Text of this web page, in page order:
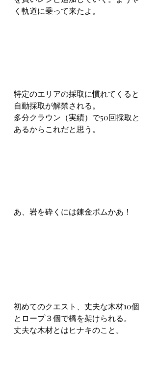
く軌道に乗って来たよ。
特定のエリアの採取に慣れてくると
自動採取が解禁される。
多分クラウン（実績）で50回採取と
あるからこれだと思う。
あ、岩を砕くには錬金ボムかあ！
初めてのクエスト、丈夫な木材10個
とロープ３個で橋を架けられる。
丈夫な木材とはヒナキのこと。